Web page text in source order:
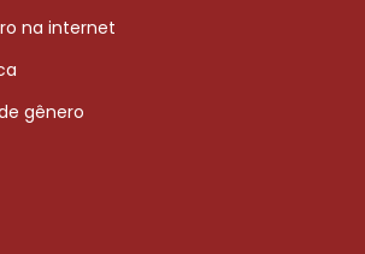
na internet
gênero